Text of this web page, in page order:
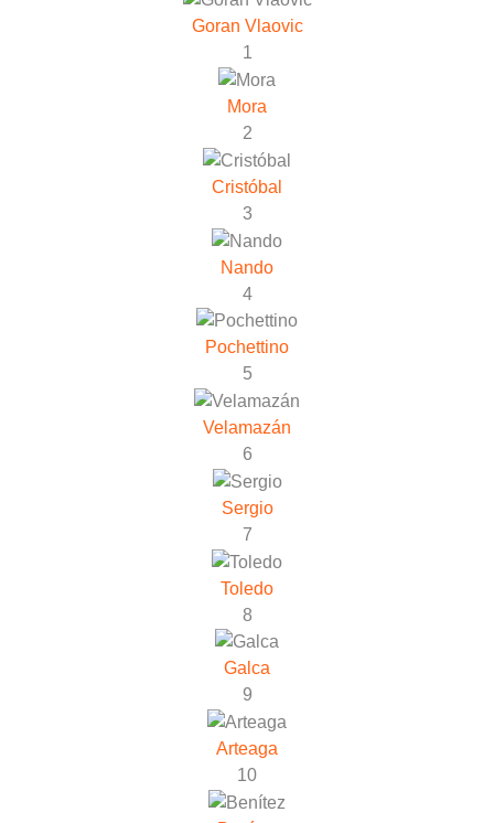
Goran Vlaovic
1
Mora
2
Cristóbal
3
Nando
4
Pochettino
5
Velamazán
6
Sergio
7
Toledo
8
Galca
9
Arteaga
10